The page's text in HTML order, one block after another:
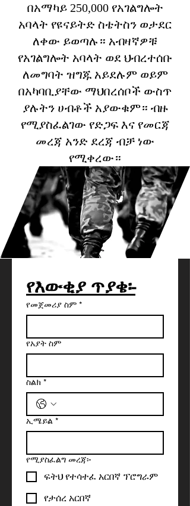
በአማካይ 250,000 የአገልግሎት
አባላት የዩናይትድ ስቴትስን ወታደር
ለቀው ይወጣሉ። አብዛኛዎቹ
የአገልግሎት አባላት ወደ ህብረተሰቡ
ለመግባት ዝግጁ አይደሉም ወይም
በአካባቢያቸው ማህበረሰቦች ውስጥ
ያሉትን ሀብቶች አያውቁም። ብዙ
የሚያስፈልገው የድጋፍ እና የመርጃ
መረጃ አንድ ደረጃ ብቻ ነው
የሚቀረው።
የእውቂያ ጥያቄ፡-
የመጀመሪያ ስም *
የአያት ስም
ስልክ *
ኢሜይል *
የሚያስፈልግ መረጃ፡-
ፍትህ የተሳተፈ አርበኛ ፕሮግራም
የታሰረ አርበኛ